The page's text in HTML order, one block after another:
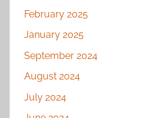
February 2025
January 2025
September 2024
August 2024
July 2024